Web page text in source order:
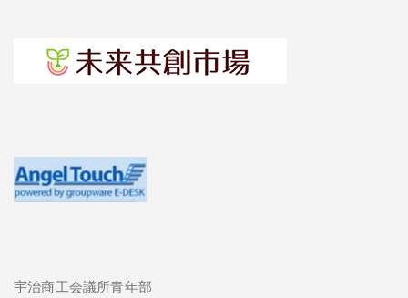
宇治商工会議所青年部